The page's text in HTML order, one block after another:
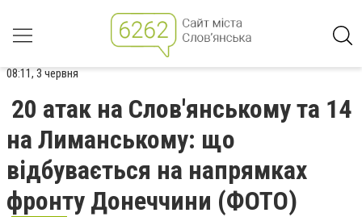
08:11, 3 червня
20 атак на Слов'янському та 14
на Лиманському: що
відбувається на напрямках
фронту Донеччини (ФОТО)